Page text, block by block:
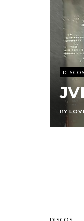
DISCOS
BY
DISCOS